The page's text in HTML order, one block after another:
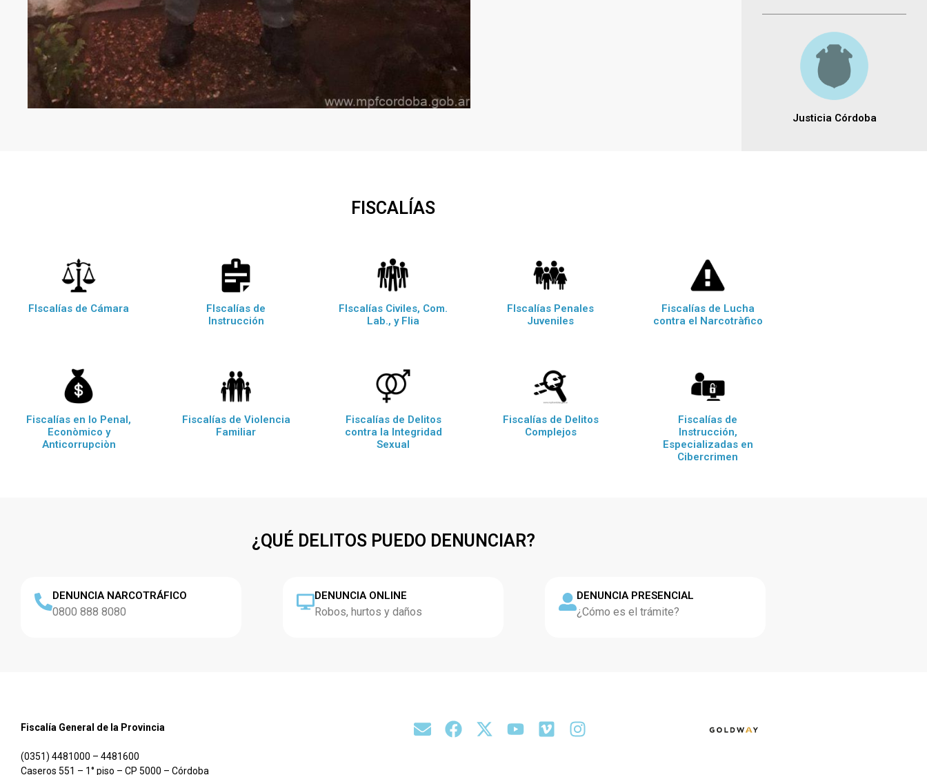
Justicia Córdoba
FISCALÍAS
FIscalías de Cámara
FIscalías de
Instrucción
FIscalías Civiles, Com.
Lab., y Flia
FIscalías Penales
Juveniles
Fiscalías de Lucha
contra el Narcotràfico
Fiscalías en lo Penal,
Econòmico y
Anticorrupciòn
Fiscalías de Violencia
Familiar
Fiscalías de Delitos
contra la Integridad
Sexual
Fiscalías de Delitos
Complejos
Fiscalías de
Instrucción,
Especializadas en
Cibercrimen
¿QUÉ DELITOS PUEDO DENUNCIAR?
DENUNCIA NARCOTRÁFICO
0800 888 8080
DENUNCIA ONLINE
Robos, hurtos y daños
DENUNCIA PRESENCIAL
¿Cómo es el trámite?
Fiscalía General de la Provincia
(0351) 4481000 – 4481600
Caseros 551 – 1° piso – CP 5000 – Córdoba